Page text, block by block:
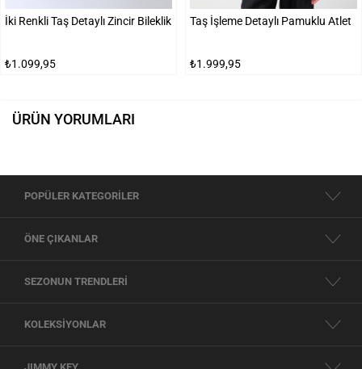
İki Renkli Taş Detaylı Zincir Bileklik
₺1.099,95
Taş İşleme Detaylı Pamuklu Atlet
₺1.999,95
ÜRÜN YORUMLARI
POPÜLER KATEGORİLER
ÖNE ÇIKANLAR
SEZONUN TRENDLERİ
KOLEKSİYONLAR